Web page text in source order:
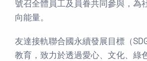
號召全體員工及員眷共同參與，為
向能量。
友達接軌聯合國永續發展目標（
教育，致力於透過愛心、文化、綠